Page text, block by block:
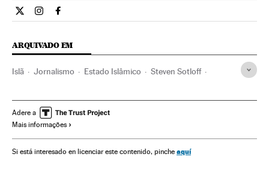
Internacional El País Brasil en Twitter
Internacional El País Brasil en Instagram
Internacional El País Brasil en Facebook
ARQUIVADO EM
Islã Jornalismo Estado Islâmico Steven Sotloff
Jornalistas Conflito Sunitas e Xiitas
Grupos terroristas América Terrorismo Conflitos
Adere a
Mais informações
Si está interesado en licenciar este contenido, pinche aquí